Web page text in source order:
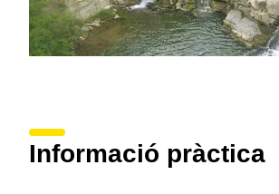
Informació pràctica